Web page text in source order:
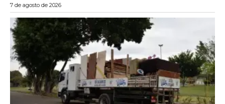
7 de agosto de 2026